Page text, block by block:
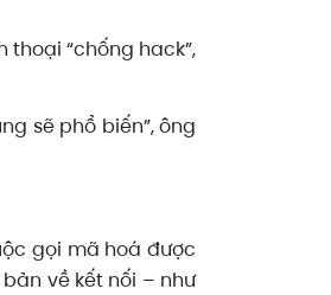
“chống hack”,
sẽ phổ biến”, ông
gọi mã hoá được
về kết nối – như